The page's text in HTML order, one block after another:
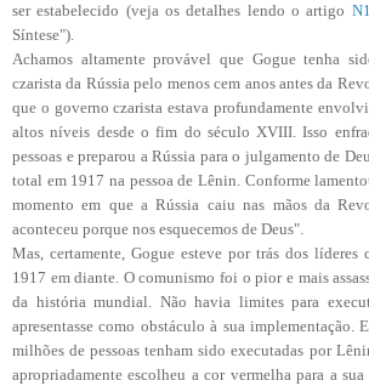
ser estabelecido (veja os detalhes lendo o artigo
Síntese").
Achamos altamente provável que Gogue tenha
czarista da Rússia pelo menos cem anos antes da
que o governo czarista estava profundamente
altos níveis desde o fim do século XVIII. Isso
pessoas e preparou a Rússia para o julgamento de
total em 1917 na pessoa de Lênin. Conforme
momento em que a Rússia caiu nas mãos da
aconteceu porque nos esquecemos de Deus".
Mas, certamente, Gogue esteve por trás dos líderes
1917 em diante. O comunismo foi o pior e mais
da história mundial. Não havia limites para
apresentasse como obstáculo à sua implementação.
milhões de pessoas tenham sido executadas por
apropriadamente escolheu a cor vermelha para a